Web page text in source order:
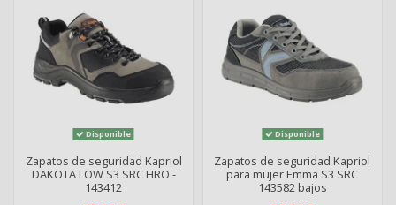
Disponible
Zapatos de seguridad Kapriol
DAKOTA LOW S3 SRC HRO -
143412
Disponible
Zapatos de seguridad Kapriol
para mujer Emma S3 SRC
143582 bajos